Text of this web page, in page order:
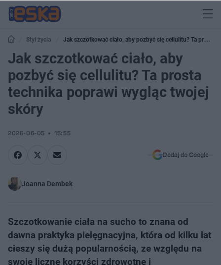
Styl życia
Jak szczotkować ciało, aby pozbyć się cellulitu? Ta prosta
technika poprawi wygląc twojej skóry
Jak szczotkować ciało, aby
pozbyć się cellulitu? Ta prosta
technika poprawi wygląc twojej
skóry
2026-06-05 15:55
Dodaj do Google
Joanna Dembek
Szczotkowanie ciała na sucho to znana od
dawna praktyka pielęgnacyjna, która od kilku lat
cieszy się dużą popularnością, ze względu na
swoje liczne korzyści zdrowotne i